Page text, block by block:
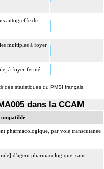
autogreffe de
multiples à foyer
à foyer fermé
des statistiques du PMSI français
dans la CCAM
pharmacologique, par voie transcutanée
d'agent pharmacologique, sans